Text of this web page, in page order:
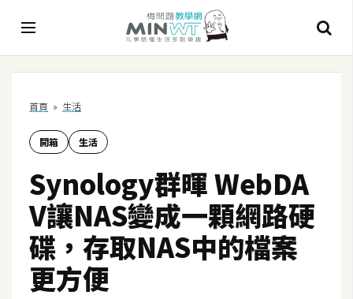
I
A
工
具
C
h
a
t
首頁 » 生活
開箱 生活
Synology群暉 WebDA
V讓NAS變成一顆網路硬
碟，存取NAS中的檔案
更方便